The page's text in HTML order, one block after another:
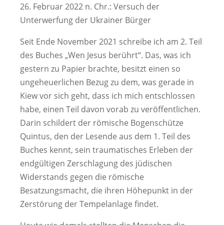
26. Februar 2022 n. Chr.: Versuch der
Unterwerfung der Ukrainer Bürger
Seit Ende November 2021 schreibe ich am 2. Teil
des Buches „Wen Jesus berührt“. Das, was ich
gestern zu Papier brachte, besitzt einen so
ungeheuerlichen Bezug zu dem, was gerade in
Kiew vor sich geht, dass ich mich entschlossen
habe, einen Teil davon vorab zu veröffentlichen.
Darin schildert der römische Bogenschütze
Quintus, den der Lesende aus dem 1. Teil des
Buches kennt, sein traumatisches Erleben der
endgültigen Zerschlagung des jüdischen
Widerstands gegen die römische
Besatzungsmacht, die ihren Höhepunkt in der
Zerstörung der Tempelanlage findet.